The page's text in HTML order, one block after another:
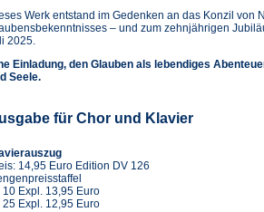
Werk entstand im Gedenken an das Konzil
– und zum zehnjährigen
2025.
Einladung, den Glauben als lebendiges
Seele.
für Chor und Klavier
14,95 Euro Edition DV 126
10 Expl. 13,95 Euro
25 Expl. 12,95 Euro